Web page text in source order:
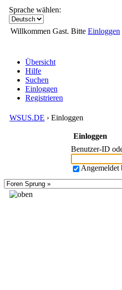
Sprache wählen:
Willkommen Gast. Bitte Einloggen
Übersicht
Hilfe
Suchen
Einloggen
Registrieren
WSUS.DE › Einloggen
Einloggen
Benutzer-ID
Angemeldet